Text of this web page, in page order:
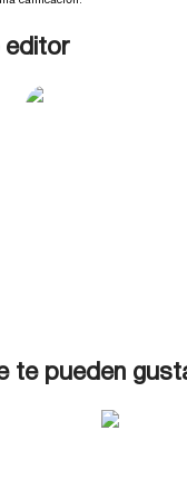
editor
te pueden